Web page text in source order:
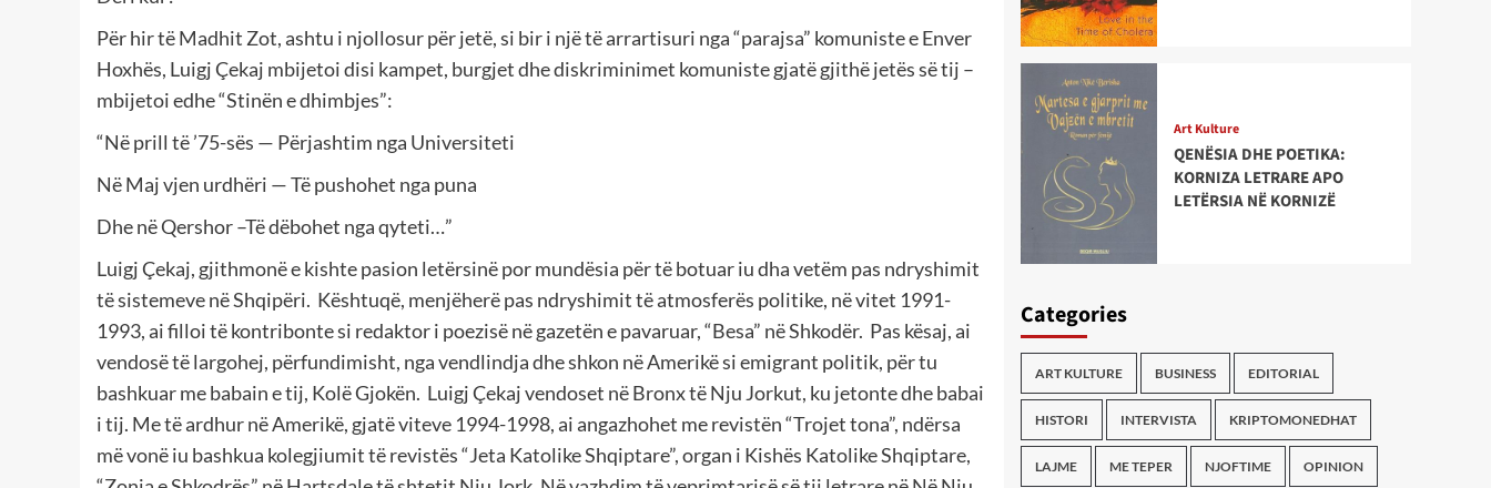
Për hir të Madhit Zot, ashtu i njollosur për jetë, si bir i një të arrartisuri nga “parajsa” komuniste e Enver
Hoxhës, Luigj Çekaj mbijetoi disi kampet, burgjet dhe diskriminimet komuniste gjatë gjithë jetës së tij –
mbijetoi edhe “Stinën e dhimbjes”:
“Në prill të ’75-sës — Përjashtim nga Universiteti
Në Maj vjen urdhëri — Të pushohet nga puna
Dhe në Qershor –Të dëbohet nga qyteti…”
Luigj Çekaj, gjithmonë e kishte pasion letërsinë por mundësia për të botuar iu dha vetëm pas ndryshimit
të sistemeve në Shqipëri. Kështuqë, menjëherë pas ndryshimit të atmosferës politike, në vitet 1991-
1993, ai filloi të kontribonte si redaktor i poezisë në gazetën e pavaruar, “Besa” në Shkodër. Pas kësaj, ai
vendosë të largohej, përfundimisht, nga vendlindja dhe shkon në Amerikë si emigrant politik, për tu
bashkuar me babain e tij, Kolë Gjokën. Luigj Çekaj vendoset në Bronx të Nju Jorkut, ku jetonte dhe babai
i tij. Me të ardhur në Amerikë, gjatë viteve 1994-1998, ai angazhohet me revistën “Trojet tona”, ndërsa
më vonë iu bashkua kolegjiumit të revistës “Jeta Katolike Shqiptare”, organ i Kishës Katolike Shqiptare,
Art Kulture
QENËSIA DHE POETIKA:
KORNIZA LETRARE APO
LETËRSIA NË KORNIZË
Categories
ART KULTURE BUSINESS EDITORIAL
HISTORI INTERVISTA KRIPTOMONEDHAT
LAJME ME TEPER NJOFTIME OPINION